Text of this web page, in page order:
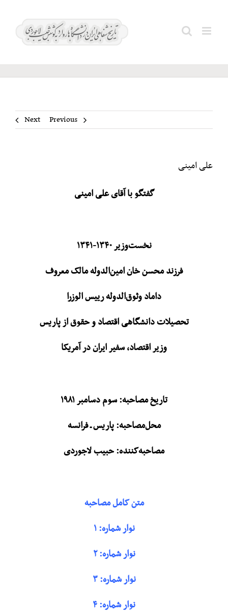
علی
Previous
Next
علی امینی
گفتگو با آقای علی امینی
نخست‌وزیر ۱۳۴۰-۱۳۴۱
فرزند محسن خان امین‌الدوله مالک معروف
داماد وثوق‌الدوله رییس الوزرا
تحصیلات دانشگاهی اقتصاد و حقوق از پاریس
وزیر اقتصاد، سفیر ایران در آمریکا
تاریخ مصاحبه: سوم دسامبر ۱۹۸۱
محل‌مصاحبه: پاریس ـ فرانسه
مصاحبه‌کننده: حبیب لاجوردی
متن کامل مصاحبه
نوار شماره: ۱
نوار شماره: ۲
نوار شماره: ۳
نوار شماره: ۴